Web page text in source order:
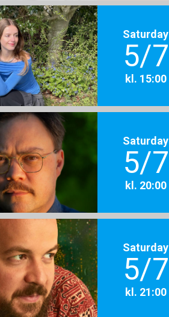
Saturday
5/7
kl. 15:00
Saturday
5/7
kl. 20:00
Saturday
5/7
kl. 21:00